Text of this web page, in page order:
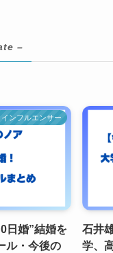
–
インフルエンサー
日婚”結婚を
ル・今後の
石井
学、